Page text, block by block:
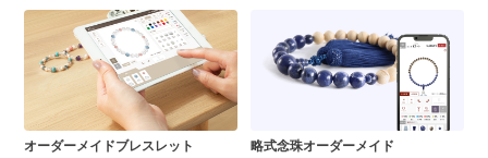
オーダーメイドブレスレット 略式念珠オーダーメイド